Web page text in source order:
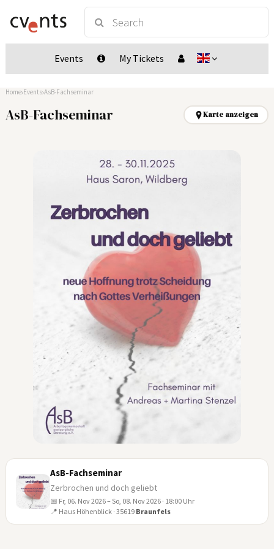
Events My Tickets
Home Events AsB-Fachseminar
AsB-Fachseminar Karte anzeigen
NOV
AsB-Fachseminar
Zerbrochen und doch geliebt
📅 Fr, 06. Nov 2026 – So, 08. Nov 2026 · 18:00 Uhr
📍 Haus Höhenblick · 35619 Braunfels